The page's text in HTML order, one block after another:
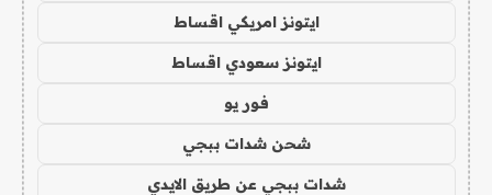
ايتونز امريكي اقساط
ايتونز سعودي اقساط
فور يو
شحن شدات ببجي
شدات ببجي عن طريق الايدي